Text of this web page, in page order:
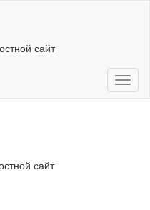
сайт
сайт